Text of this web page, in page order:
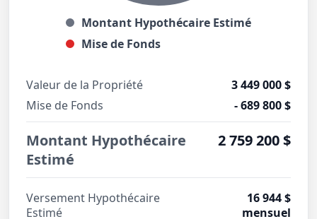
Montant Hypothécaire Estimé
Mise de Fonds
Valeur de la Propriété
3 449 000 $
Mise de Fonds
- 689 800 $
Montant Hypothécaire
Estimé
2 759 200 $
Versement Hypothécaire
Estimé
16 944 $
mensuel